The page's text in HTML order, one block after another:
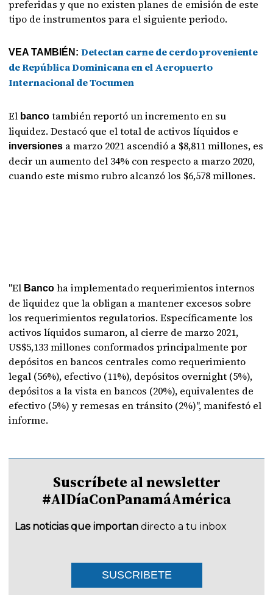
preferidas y que no existen planes de emisión de este
tipo de instrumentos para el siguiente periodo.
VEA TAMBIÉN:Detectan carne de cerdo proveniente
de República Dominicana en el Aeropuerto
Internacional de Tocumen
El banco también reportó un incremento en su
liquidez. Destacó que el total de activos líquidos e
inversiones a marzo 2021 ascendió a $8,811 millones, es
decir un aumento del 34% con respecto a marzo 2020,
cuando este mismo rubro alcanzó los $6,578 millones.
"El Banco ha implementado requerimientos internos
de liquidez que la obligan a mantener excesos sobre
los requerimientos regulatorios. Específicamente los
activos líquidos sumaron, al cierre de marzo 2021,
US$5,133 millones conformados principalmente por
depósitos en bancos centrales como requerimiento
legal (56%), efectivo (11%), depósitos overnight (5%),
depósitos a la vista en bancos (20%), equivalentes de
efectivo (5%) y remesas en tránsito (2%)", manifestó el
informe.
Suscríbete al newsletter
#AlDíaConPanamáAmérica
Las noticias que importan directo a tu inbox
SUSCRIBETE